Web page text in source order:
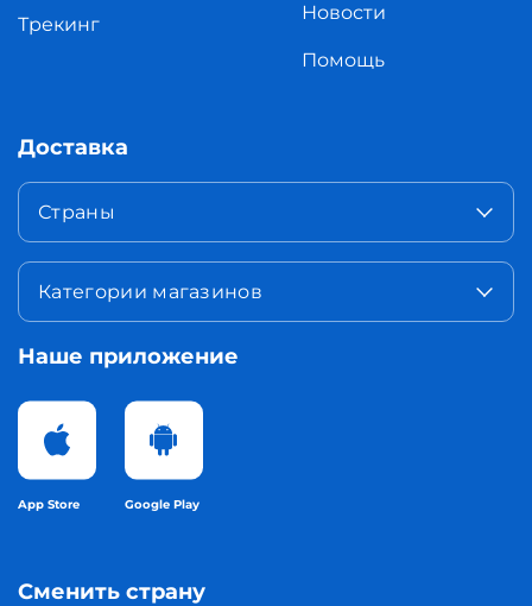
Трекинг
Новости
Помощь
Доставка
Страны
Категории магазинов
Наше приложение
App Store Google Play
Сменить страну